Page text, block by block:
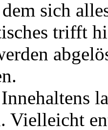
sich
trifft
Vielleicht